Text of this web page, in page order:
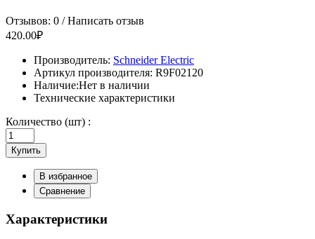
Отзывов: 0 /Написать отзыв
420.00₽
Производитель: Schneider Electric
Артикул производителя: R9F02120
Наличие:Нет в наличии
Технические характеристики
Количество (шт) :
Купить
В избранное
Сравнение
Характеристики